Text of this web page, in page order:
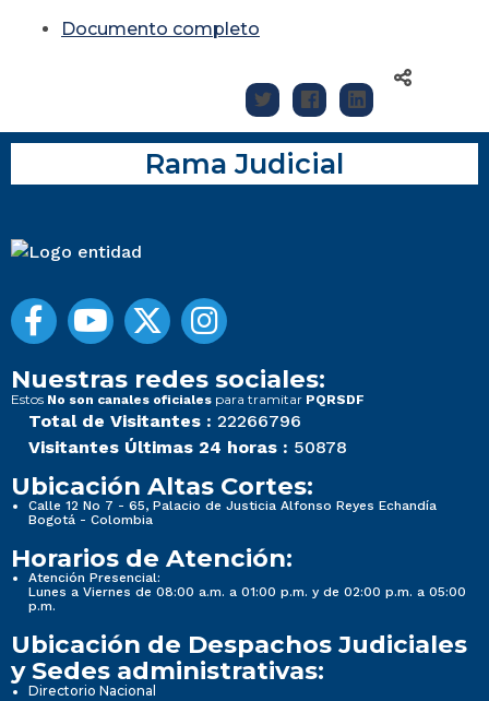
Documento completo
Rama Judicial
Nuestras redes sociales:
Estos No son canales oficiales para tramitar PQRSDF
Total de Visitantes : 22266796
Visitantes Últimas 24 horas : 50878
Ubicación Altas Cortes:
Calle 12 No 7 - 65, Palacio de Justicia Alfonso Reyes Echandía
Bogotá - Colombia
Horarios de Atención:
Atención Presencial:
Lunes a Viernes de 08:00 a.m. a 01:00 p.m. y de 02:00 p.m. a 05:00
p.m.
Ubicación de Despachos Judiciales
y Sedes administrativas:
Directorio Nacional